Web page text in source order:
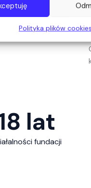
Polityka plików cookies
fundacji
lat